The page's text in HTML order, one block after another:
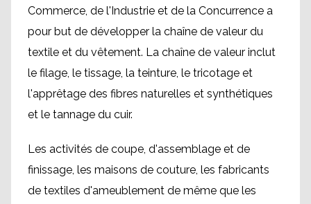
Commerce, de l'Industrie et de la Concurrence a
pour but de développer la chaîne de valeur du
textile et du vêtement. La chaîne de valeur inclut
le filage, le tissage, la teinture, le tricotage et
l'apprêtage des fibres naturelles et synthétiques
et le tannage du cuir.
Les activités de coupe, d'assemblage et de
finissage, les maisons de couture, les fabricants
de textiles d'ameublement de même que les